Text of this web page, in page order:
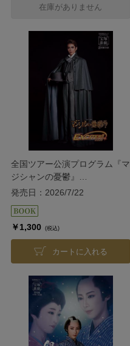
在庫がありません
全国ツアー公演プログラム『マ
ジシャンの憂鬱』
『EXCITER!!2026』＜花組＞
発売日：2026/7/22
￥1,300 (税込)
カートに入れる